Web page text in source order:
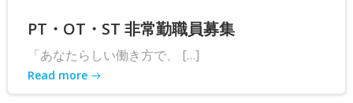
PT・OT・ST 非常勤職員募集
「あなたらしい働き方で、 […]
Read more